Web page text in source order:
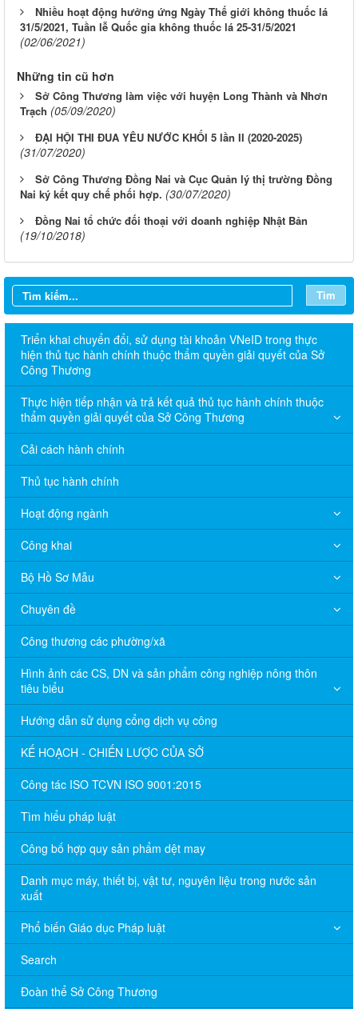
Nhiều hoạt động hưởng ứng Ngày Thế giới không thuốc lá
31/5/2021, Tuần lễ Quốc gia không thuốc lá 25-31/5/2021
(02/06/2021)
Những tin cũ hơn
Sở Công Thương làm việc với huyện Long Thành và Nhơn
Trạch (05/09/2020)
ĐẠI HỘI THI ĐUA YÊU NƯỚC KHỐI 5 lần II (2020-2025)
(31/07/2020)
Sở Công Thương Đồng Nai và Cục Quản lý thị trường Đồng
Nai ký kết quy chế phối hợp. (30/07/2020)
Đồng Nai tổ chức đối thoại với doanh nghiệp Nhật Bản
(19/10/2018)
Tìm
Triển khai chuyển đổi, sử dụng tài khoản VNeID trong thực
hiện thủ tục hành chính thuộc thẩm quyền giải quyết của Sở
Công Thương
Thực hiện tiếp nhận và trả kết quả thủ tục hành chính thuộc
thẩm quyền giải quyết của Sở Công Thương
Cải cách hành chính
Thủ tục hành chính
Hoạt động ngành
Công khai
Bộ Hồ Sơ Mẫu
Chuyên đề
Công thương các phường/xã
Hình ảnh các CS, DN và sản phẩm công nghiệp nông thôn
tiêu biểu
Hướng dẫn sử dụng cổng dịch vụ công
KẾ HOẠCH - CHIẾN LƯỢC CỦA SỞ
Công tác ISO TCVN ISO 9001:2015
Tìm hiểu pháp luật
Công bố hợp quy sản phẩm dệt may
Danh mục máy, thiết bị, vật tư, nguyên liệu trong nước sản
xuất
Phổ biến Giáo dục Pháp luật
Search
Đoàn thể Sở Công Thương